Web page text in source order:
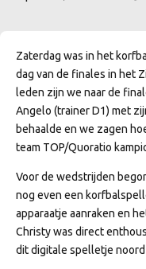
Zaterdag was in het
dag van de finales in het
leden zijn we naar de
Angelo (trainer D1) met
behaalde en we zagen
team TOP/Quoratio
Voor de wedstrijden
nog even een
apparaatje aanraken en
Christy was direct
dit digitale spelletje